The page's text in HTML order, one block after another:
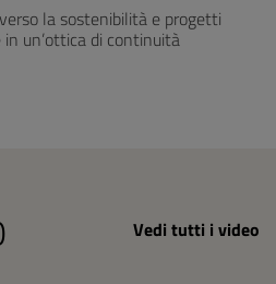
la sostenibilità e progetti
un’ottica di continuità
Vedi tutti i video